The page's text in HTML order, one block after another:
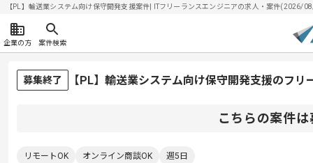
【PL】輸送業システム向け保守開発支援案件| ITフリーランスエンジニアの求人・案件(2026/
企業の方 案件検索
募集終了 【PL】輸送業システム向け保守開発支援のフリ
こちらの案件
リモートOK オンライン商談OK 週5日